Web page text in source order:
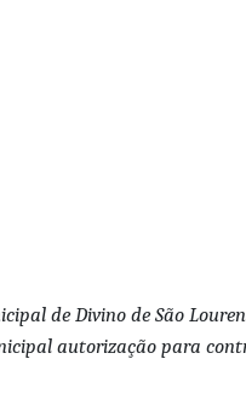
de Divino de São
autorização para